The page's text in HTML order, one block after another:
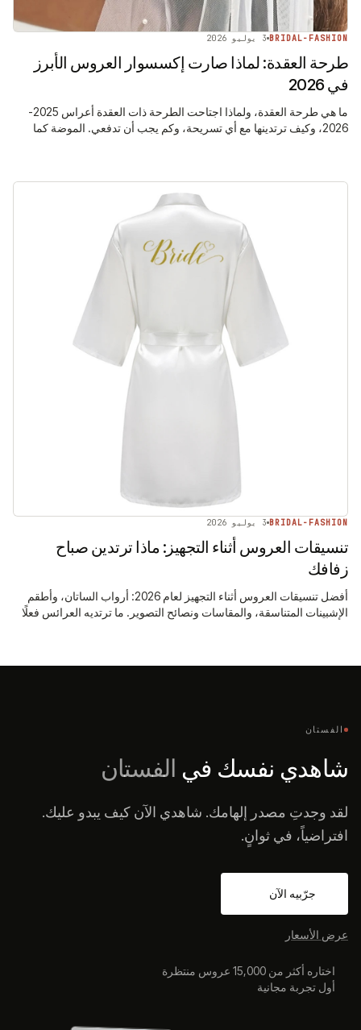
BRIDAL-FASHION 3 يوليو 2026
طرحة العقدة: لماذا صارت إكسسوار العروس الأبرز
في 2026
ما هي طرحة العقدة، ولماذا اجتاحت الطرحة ذات العقدة أعراس 2025-
2026، وكيف ترتدينها مع أي تسريحة، وكم يجب أن تدفعي. الموضة كما
BRIDAL-FASHION 3 يوليو 2026
تنسيقات العروس أثناء التجهيز: ماذا ترتدين صباح
زفافك
أفضل تنسيقات العروس أثناء التجهيز لعام 2026: أرواب الساتان، وأطقم
الإشبينات المتناسقة، والمقاسات ونصائح التصوير. ما ترتديه العرائس فعلًا
الفستان
شاهدي نفسك في الفستان
لقد وجدتِ مصدر إلهامك. شاهدي الآن كيف يبدو عليك.
افتراضياً، في ثوانٍ.
جرّبيه الآن
عرض الأسعار
اختاره أكثر من 15,000 عروس منتظرة
أول تجربة مجانية